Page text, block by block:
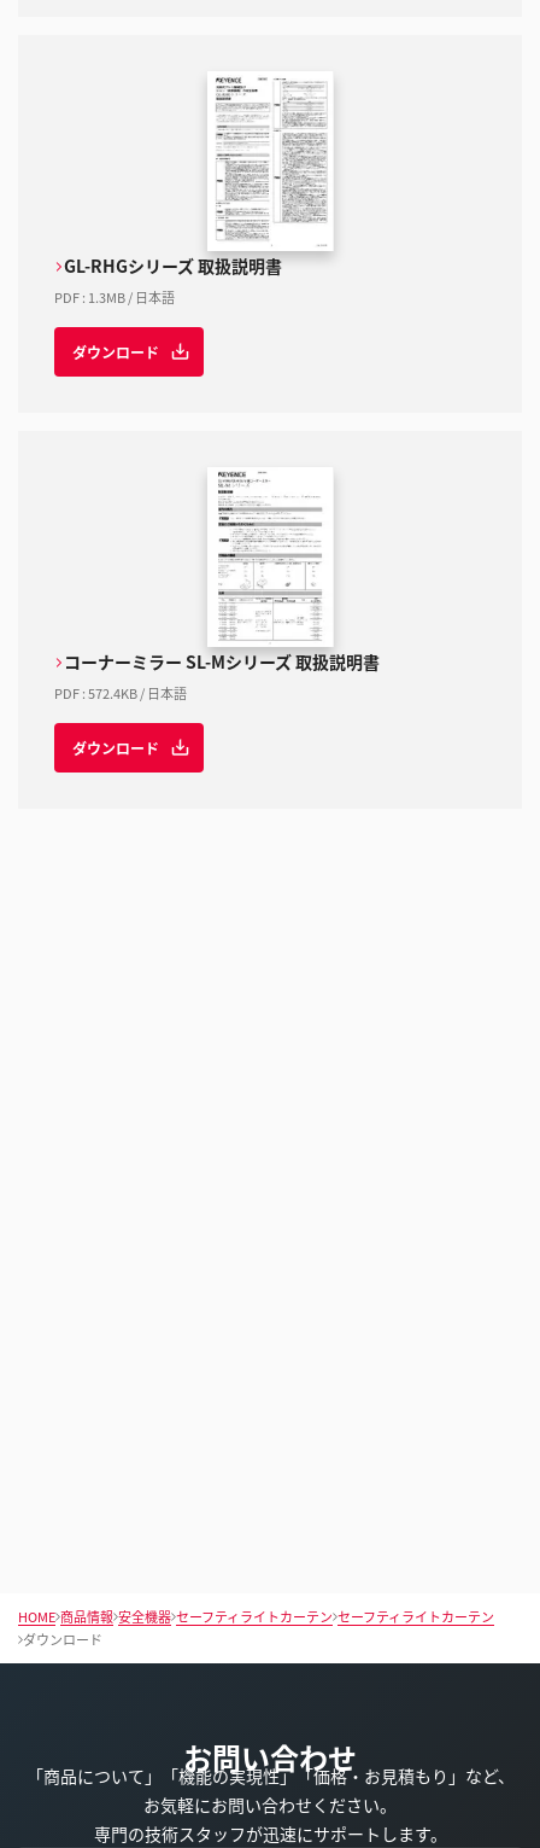
GL-RHGシリーズ 取扱説明書
PDF: 1.3MB/ 日本語
ダウンロード
コーナーミラー SL-Mシリーズ 取扱説明書
PDF:572.4KB/ 日本語
ダウンロード
HOME 商品情報 安全機器 セーフティライトカーテン セーフティライトカーテン
ダウンロード
お問い合わせ
「商品について」「機能の実現性」「価格・お見積もり」など、
お気軽にお問い合わせください。
専門の技術スタッフが迅速にサポートします。